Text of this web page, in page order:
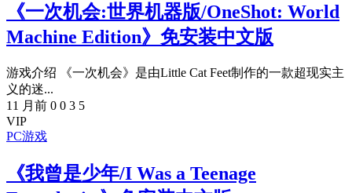
《一次机会:世界机器版/OneShot: World
Machine Edition》免安装中文版
游戏介绍 《一次机会》是由Little Cat Feet制作的一款超现实主
义的迷...
11 月前 0 0 3 5
VIP
PC游戏
《我曾是少年/I Was a Teenage